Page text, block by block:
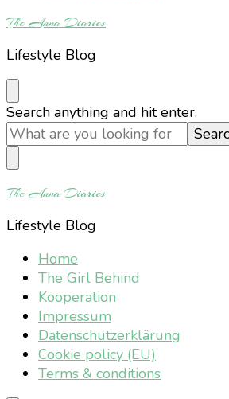
The Anna Diaries
Lifestyle Blog
Looking
for
Something?
Search anything and hit enter.
The Anna Diaries
Lifestyle Blog
Home
The Girl Behind
Kooperation
Impressum
Datenschutzerklärung
Cookie policy (EU)
Terms & conditions